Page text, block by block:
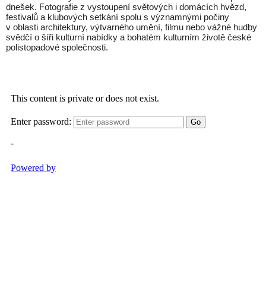
dnešek. Fotografie z vystoupení světových i domácích hvězd,
festivalů a klubových setkání spolu s významnými počiny
v oblasti architektury, výtvarného umění, filmu nebo vážné hudby
svědčí o šíři kulturní nabídky a bohatém kulturním životě české
polistopadové společnosti.